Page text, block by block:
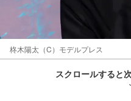
柊木陽太（C）モデルプレス
スクロールすると